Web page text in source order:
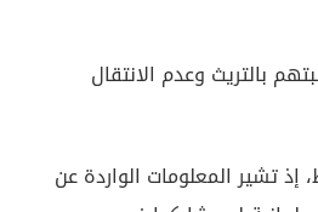
بالتريث وعدم الانتقال
تشير المعلومات الواردة عن